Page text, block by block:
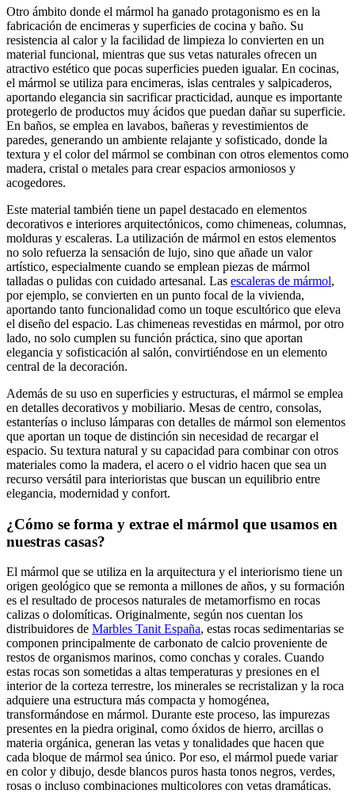
Otro ámbito donde el mármol ha ganado protagonismo es en la
fabricación de encimeras y superficies de cocina y baño. Su
resistencia al calor y la facilidad de limpieza lo convierten en un
material funcional, mientras que sus vetas naturales ofrecen un
atractivo estético que pocas superficies pueden igualar. En cocinas,
el mármol se utiliza para encimeras, islas centrales y salpicaderos,
aportando elegancia sin sacrificar practicidad, aunque es importante
protegerlo de productos muy ácidos que puedan dañar su superficie.
En baños, se emplea en lavabos, bañeras y revestimientos de
paredes, generando un ambiente relajante y sofisticado, donde la
textura y el color del mármol se combinan con otros elementos como
madera, cristal o metales para crear espacios armoniosos y
acogedores.
Este material también tiene un papel destacado en elementos
decorativos e interiores arquitectónicos, como chimeneas, columnas,
molduras y escaleras. La utilización de mármol en estos elementos
no solo refuerza la sensación de lujo, sino que añade un valor
artístico, especialmente cuando se emplean piezas de mármol
talladas o pulidas con cuidado artesanal. Las escaleras de mármol,
por ejemplo, se convierten en un punto focal de la vivienda,
aportando tanto funcionalidad como un toque escultórico que eleva
el diseño del espacio. Las chimeneas revestidas en mármol, por otro
lado, no solo cumplen su función práctica, sino que aportan
elegancia y sofisticación al salón, convirtiéndose en un elemento
central de la decoración.
Además de su uso en superficies y estructuras, el mármol se emplea
en detalles decorativos y mobiliario. Mesas de centro, consolas,
estanterías o incluso lámparas con detalles de mármol son elementos
que aportan un toque de distinción sin necesidad de recargar el
espacio. Su textura natural y su capacidad para combinar con otros
materiales como la madera, el acero o el vidrio hacen que sea un
recurso versátil para interioristas que buscan un equilibrio entre
elegancia, modernidad y confort.
¿Cómo se forma y extrae el mármol que usamos en
nuestras casas?
El mármol que se utiliza en la arquitectura y el interiorismo tiene un
origen geológico que se remonta a millones de años, y su formación
es el resultado de procesos naturales de metamorfismo en rocas
calizas o dolomíticas. Originalmente, según nos cuentan los
distribuidores de Marbles Tanit España, estas rocas sedimentarias se
componen principalmente de carbonato de calcio proveniente de
restos de organismos marinos, como conchas y corales. Cuando
estas rocas son sometidas a altas temperaturas y presiones en el
interior de la corteza terrestre, los minerales se recristalizan y la roca
adquiere una estructura más compacta y homogénea,
transformándose en mármol. Durante este proceso, las impurezas
presentes en la piedra original, como óxidos de hierro, arcillas o
materia orgánica, generan las vetas y tonalidades que hacen que
cada bloque de mármol sea único. Por eso, el mármol puede variar
en color y dibujo, desde blancos puros hasta tonos negros, verdes,
rosas o incluso combinaciones multicolores con vetas dramáticas.